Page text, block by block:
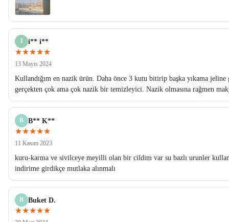
I i** i**
★★★★★
13 Mayıs 2024
Kullandığım en nazik ürün. Daha önce 3 kutu bitirip başka yıkama jeline
gerçekten çok ama çok nazik bir temizleyici. Nazik olmasına rağmen
B B** K**
★★★★★
11 Kasım 2023
kuru-karma ve sivilceye meyilli olan bir cildim var su bazlı urunler
indirime girdikçe mutlaka alınmalı
B Buket D.
★★★★★